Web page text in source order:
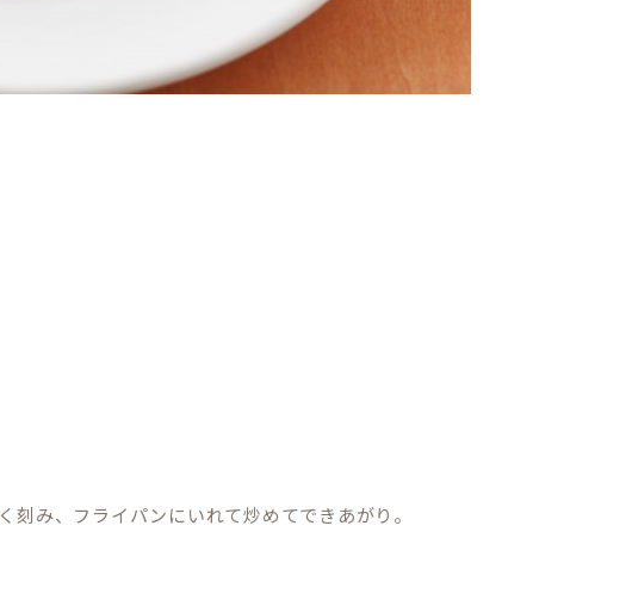
み、フライパンにいれて炒めてできあがり。